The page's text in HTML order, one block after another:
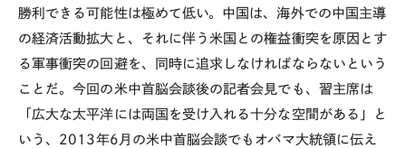
勝利できる可能性は極めて低い。中国は、海外での中国主導
の経済活動拡大と、それに伴う米国との権益衝突を原因とす
る軍事衝突の回避を、同時に追求しなければならないという
ことだ。今回の米中首脳会談後の記者会見でも、習主席は
「広大な太平洋には両国を受け入れる十分な空間がある」と
いう、2013年6月の米中首脳会談でもオバマ大統領に伝え